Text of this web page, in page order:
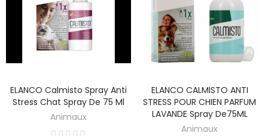
ELANCO Calmisto Spray Anti
Stress Chat Spray De 75 Ml
Animaux
ELANCO CALMISTO ANTI
STRESS POUR CHIEN PARFUM
LAVANDE Spray De75ML
Animaux